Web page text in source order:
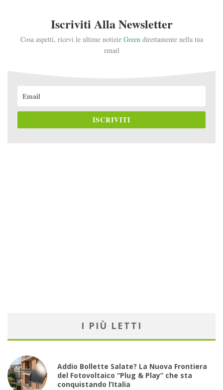
Iscriviti Alla Newsletter
Cosa aspetti, ricevi le ultime notizie Greendirettamente nella tua
email
ISCRIVITI
I PIÙ LETTI
Addio Bollette Salate? La Nuova Frontiera
del Fotovoltaico “Plug & Play” che sta
conquistando l’Italia